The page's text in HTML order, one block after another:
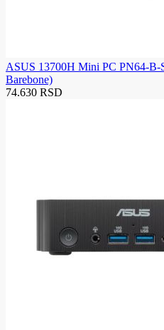
ASUS 13700H Mini PC PN64-B-
Barebone)
74.630 RSD